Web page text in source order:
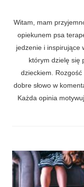
Witam, mam
opiekunem psa
jedzenie i inspirujące
którym dzielę się
dzieckiem.
dobre słowo w
Każda opinia